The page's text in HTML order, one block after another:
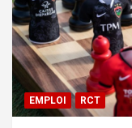
EMPLOI RCT